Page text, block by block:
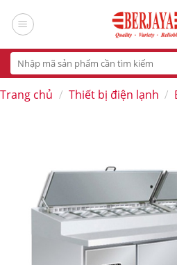
Tìm
kiếm:
Trang chủ / Thiết bị điện lạnh /